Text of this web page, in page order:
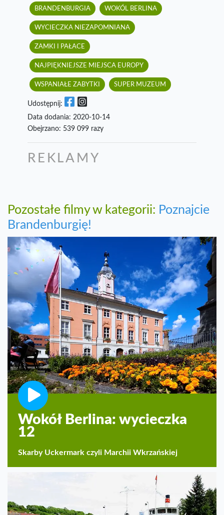
BRANDENBURGIA WOKÓL BERLINA
WYCIECZKA NIEZAPOMNIANA
ZAMKI I PAŁACE
NAJPIĘKNIEJSZE MIEJSCA EUROPY
WSPANIAŁE ZABYTKI SUPER MUZEUM
Udostępnij:
Data dodania: 2020-10-14
Obejrzano: 539 099 razy
REKLAMY
Pozostałe filmy w kategorii: Poznajcie
Brandenburgię!
Wokół Berlina: wycieczka
12
Skarby Uckermark czyli Marchii Wkrzańskiej